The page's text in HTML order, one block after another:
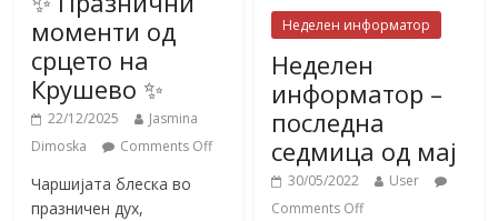
моменти од
срцето на
Крушево ✨
22/12/2025
Jasmina
Dimoska
Comments Off
Чаршијата блеска во
празничен дух,
Неделен информатор
Неделен
информатор –
последна
седмица од мај
30/05/2022
User
Comments Off